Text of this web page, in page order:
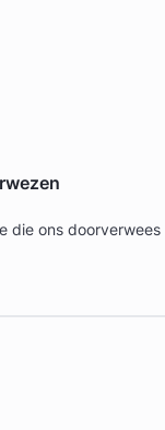
die ons